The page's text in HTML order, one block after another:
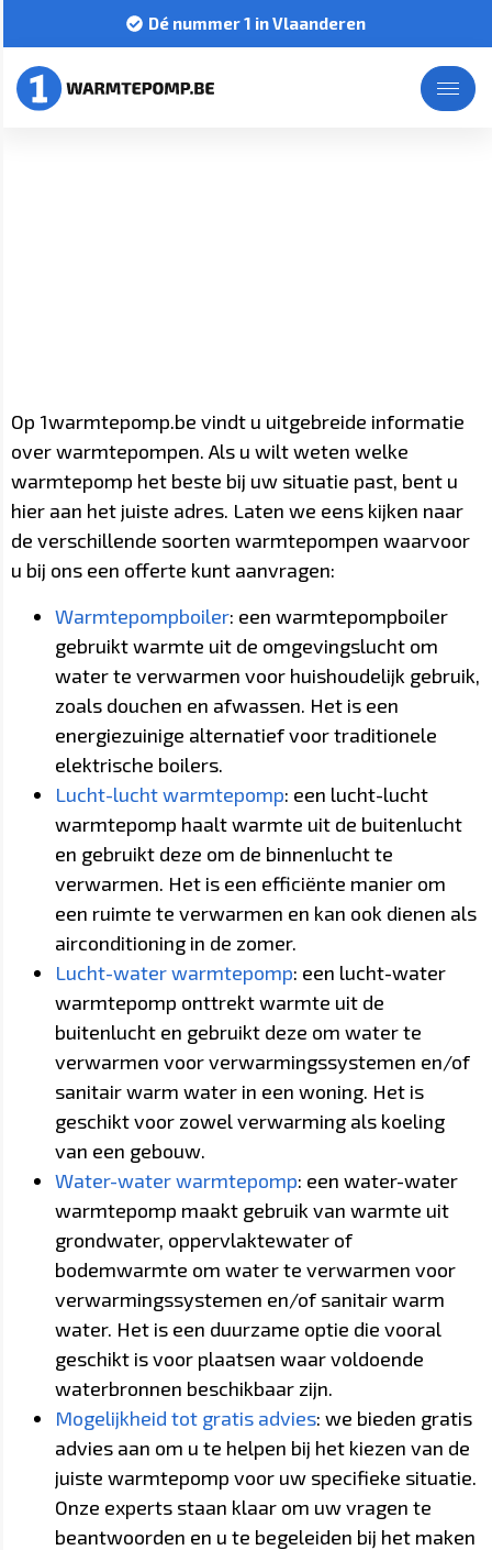
Dé nummer 1 in Vlaanderen
Op 1warmtepomp.be vindt u uitgebreide informatie
over warmtepompen. Als u wilt weten welke
warmtepomp het beste bij uw situatie past, bent u
hier aan het juiste adres. Laten we eens kijken naar
de verschillende soorten warmtepompen waarvoor
u bij ons een offerte kunt aanvragen:
Warmtepompboiler: een warmtepompboiler
gebruikt warmte uit de omgevingslucht om
water te verwarmen voor huishoudelijk gebruik,
zoals douchen en afwassen. Het is een
energiezuinige alternatief voor traditionele
elektrische boilers.
Lucht-lucht warmtepomp: een lucht-lucht
warmtepomp haalt warmte uit de buitenlucht
en gebruikt deze om de binnenlucht te
verwarmen. Het is een efficiënte manier om
een ruimte te verwarmen en kan ook dienen als
airconditioning in de zomer.
Lucht-water warmtepomp: een lucht-water
warmtepomp onttrekt warmte uit de
buitenlucht en gebruikt deze om water te
verwarmen voor verwarmingssystemen en/of
sanitair warm water in een woning. Het is
geschikt voor zowel verwarming als koeling
van een gebouw.
Water-water warmtepomp: een water-water
warmtepomp maakt gebruik van warmte uit
grondwater, oppervlaktewater of
bodemwarmte om water te verwarmen voor
verwarmingssystemen en/of sanitair warm
water. Het is een duurzame optie die vooral
geschikt is voor plaatsen waar voldoende
waterbronnen beschikbaar zijn.
Mogelijkheid tot gratis advies: we bieden gratis
advies aan om u te helpen bij het kiezen van de
juiste warmtepomp voor uw specifieke situatie.
Onze experts staan klaar om uw vragen te
beantwoorden en u te begeleiden bij het maken